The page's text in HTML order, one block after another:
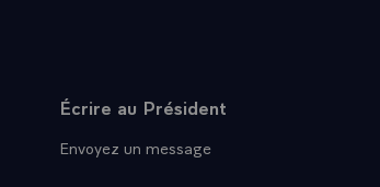
Écrire au Président
Envoyez un message